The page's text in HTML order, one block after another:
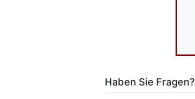
Haben Sie Fragen?